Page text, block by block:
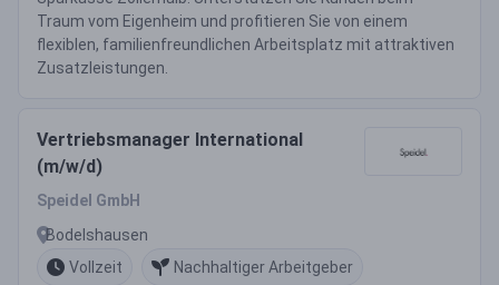
Traum vom Eigenheim und profitieren Sie von einem
flexiblen, familienfreundlichen Arbeitsplatz mit attraktiven
Zusatzleistungen.
Vertriebsmanager International
(m/w/d)
Speidel GmbH
Bodelshausen
Vollzeit
Nachhaltiger Arbeitgeber